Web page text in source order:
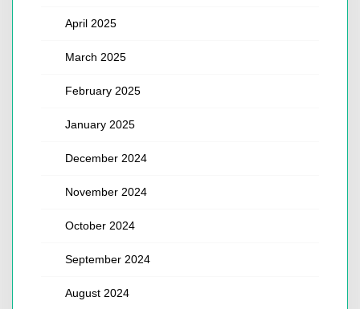
April 2025
March 2025
February 2025
January 2025
December 2024
November 2024
October 2024
September 2024
August 2024